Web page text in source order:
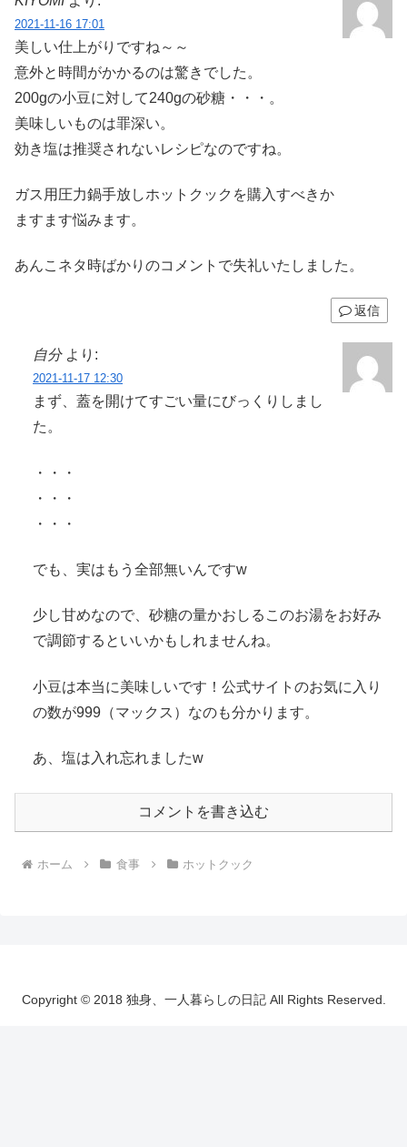
2021-11-16 17:01
美しい仕上がりですね～～
意外と時間がかかるのは驚きでした。
200gの小豆に対して240gの砂糖・・・。
美味しいものは罪深い。
効き塩は推奨されないレシピなのですね。
ガス用圧力鍋手放しホットクックを購入すべきか
ますます悩みます。
あんこネタ時ばかりのコメントで失礼いたしました。
返信
自分 より:
2021-11-17 12:30
まず、蓋を開けてすごい量にびっくりしまし
た。
・・・
・・・
・・・
でも、実はもう全部無いんですw
少し甘めなので、砂糖の量かおしるこのお湯をお好み
で調節するといいかもしれませんね。
小豆は本当に美味しいです！公式サイトのお気に入り
の数が999（マックス）なのも分かります。
あ、塩は入れ忘れましたw
コメントを書き込む
ホーム 食事 ホットクック
Copyright © 2018 独身、一人暮らしの日記 All Rights Reserved.